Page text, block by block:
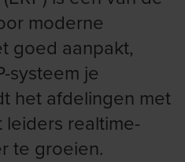
moderne
goed aanpakt,
systeem je
het afdelingen met
realtime-
te groeien.